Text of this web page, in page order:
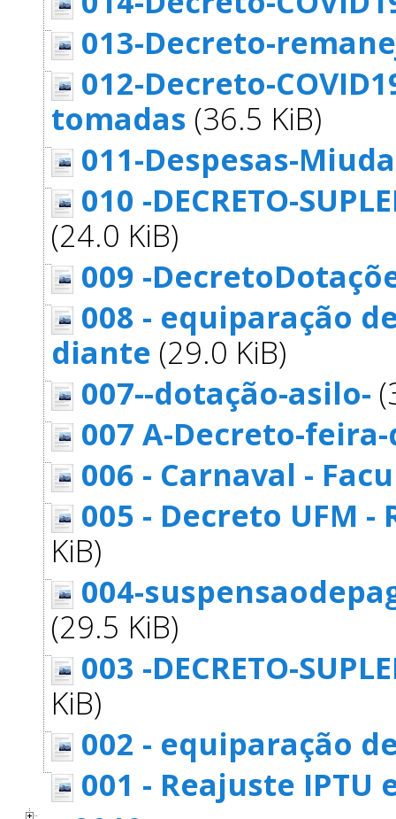
013-Decreto-
012-Decreto-
tomadas (36.5 KiB)
011-Despesas-
010 -DECRETO-
(24.0 KiB)
009 -
008 - equiparação
diante (29.0 KiB)
007--dotação-asilo-
007 A-Decreto-
006 - Carnaval -
005 - Decreto UFM
KiB)
004-
(29.5 KiB)
003 -DECRETO-
KiB)
002 - equiparação
001 - Reajuste IPTU